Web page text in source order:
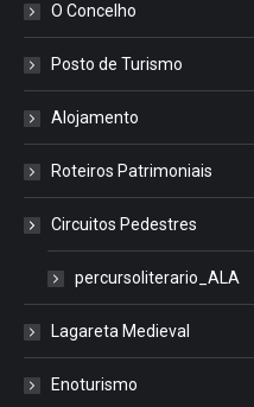
O Concelho
Posto de Turismo
Alojamento
Roteiros Patrimoniais
Circuitos Pedestres
percursoliterario_ALA
Lagareta Medieval
Enoturismo